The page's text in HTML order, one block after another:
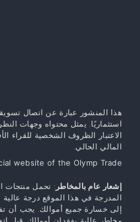
هذا المنشور عبارة عن اتصال
استثماريًا. يمثل محتواه وجهات النظر
الاعتبار الظروف الشخصية للقراء
المالي الحالي.
website of the Olymp Trade
إشعار عام بالمخاطر : تحمل منتجات
المدرجة في هذا الموقع درجة
إلى خسارة جميع أموالك. يجب أن